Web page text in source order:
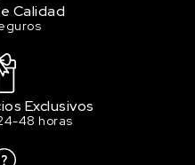
Calidad
Exclusivos
48 horas